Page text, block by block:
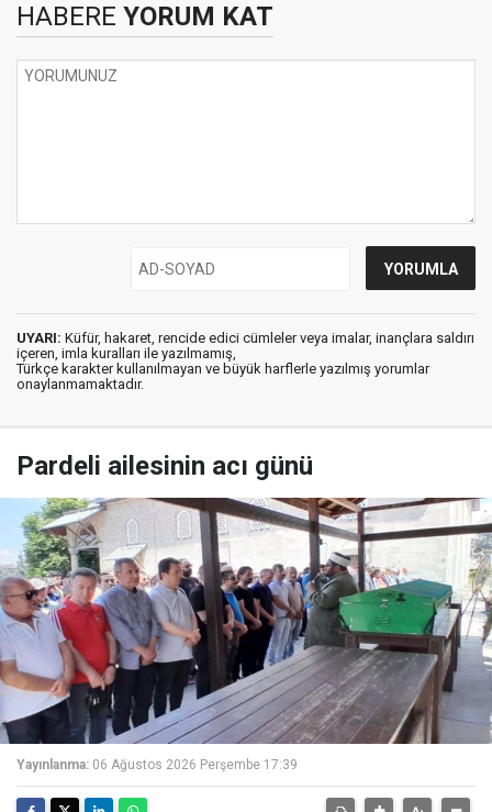
HABERE YORUM KAT
UYARI: Küfür, hakaret, rencide edici cümleler veya imalar, inançlara saldırı
içeren, imla kuralları ile yazılmamış,
Türkçe karakter kullanılmayan ve büyük harflerle yazılmış yorumlar
onaylanmamaktadır.
Pardeli ailesinin acı günü
Yayınlanma: 06 Ağustos 2026 Perşembe 17:39